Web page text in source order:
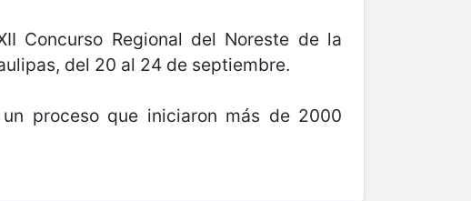
Concurso Regional del Noreste de la
del 20 al 24 de septiembre.
proceso que iniciaron más de 2000